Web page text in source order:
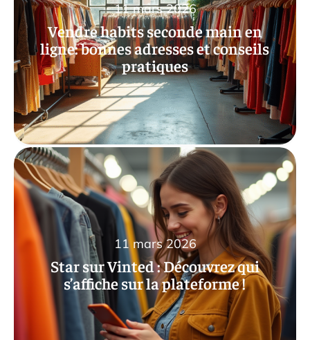
Vendre habits seconde main en
ligne: bonnes adresses et conseils
pratiques
11 mars 2026
Star sur Vinted : Découvrez qui
s’affiche sur la plateforme !
11 mars 2026